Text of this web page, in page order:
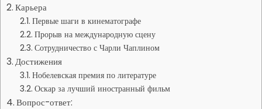
Карьера
Первые шаги в кинематографе
Прорыв на международную сцену
Сотрудничество с Чарли Чаплином
Достижения
Нобелевская премия по литературе
Оскар за лучший иностранный фильм
Вопрос-ответ: